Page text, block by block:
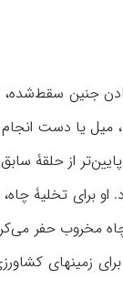
جنین سقط‌شده،
میل یا دست
از حلقۀ
مخروب حفر
زمینهای